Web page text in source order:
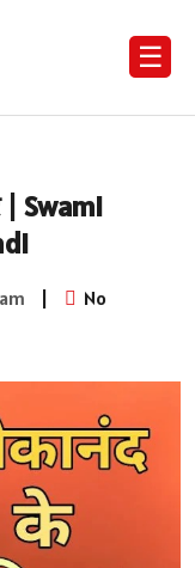
☰
| Swami
|
No